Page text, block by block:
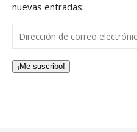
nuevas entradas:
Dirección de correo electrónico
¡Me suscribo!